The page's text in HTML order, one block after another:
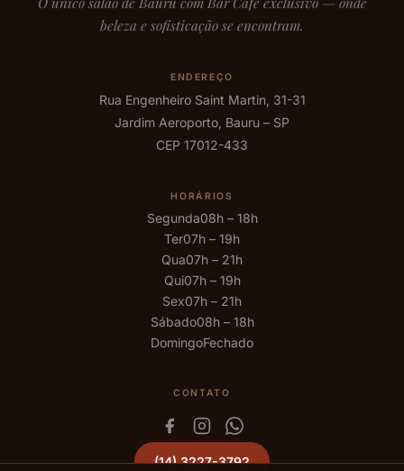
beleza e sofisticação se encontram.
ENDEREÇO
Rua Engenheiro Saint Martin, 31-31
Jardim Aeroporto, Bauru – SP
CEP 17012-433
HORÁRIOS
Segunda08h – 18h
Ter07h – 19h
Qua07h – 21h
Qui07h – 19h
Sex07h – 21h
Sábado08h – 18h
DomingoFechado
CONTATO
(14) 3227-3792